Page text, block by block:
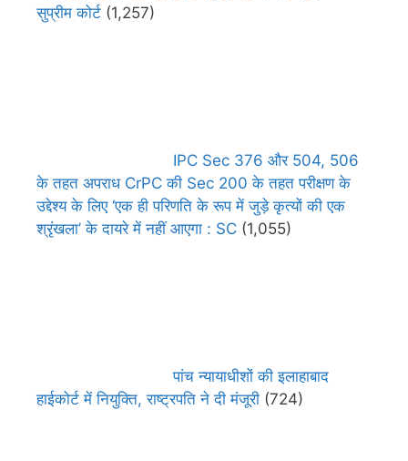
सुप्रीम कोर्ट (1,257)
IPC Sec 376 और 504, 506
के तहत अपराध CrPC की Sec 200 के तहत परीक्षण के
उद्देश्य के लिए ‘एक ही परिणति के रूप में जुड़े कृत्यों की एक
श्रृंखला’ के दायरे में नहीं आएगा : SC (1,055)
पांच न्यायाधीशों की इलाहाबाद
हाईकोर्ट में नियुक्ति, राष्ट्रपति ने दी मंजूरी (724)